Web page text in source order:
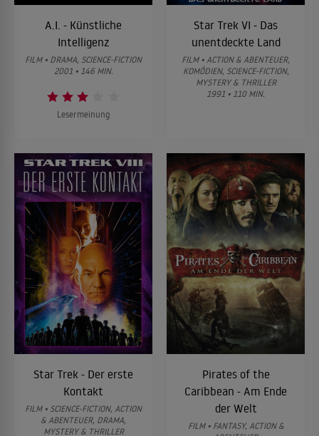
A.I. - Künstliche
Intelligenz
FILM • DRAMA, SCIENCE-FICTION
2001 • 146 MIN.
Lesermeinung
Star Trek VI - Das
unentdeckte Land
FILM • ACTION & ABENTEUER,
KOMÖDIEN, SCIENCE-FICTION,
MYSTERY & THRILLER
1991 • 110 MIN.
Star Trek - Der erste
Kontakt
FILM • SCIENCE-FICTION, ACTION
& ABENTEUER, DRAMA,
MYSTERY & THRILLER
Pirates of the
Caribbean - Am Ende
der Welt
FILM • FANTASY, ACTION &